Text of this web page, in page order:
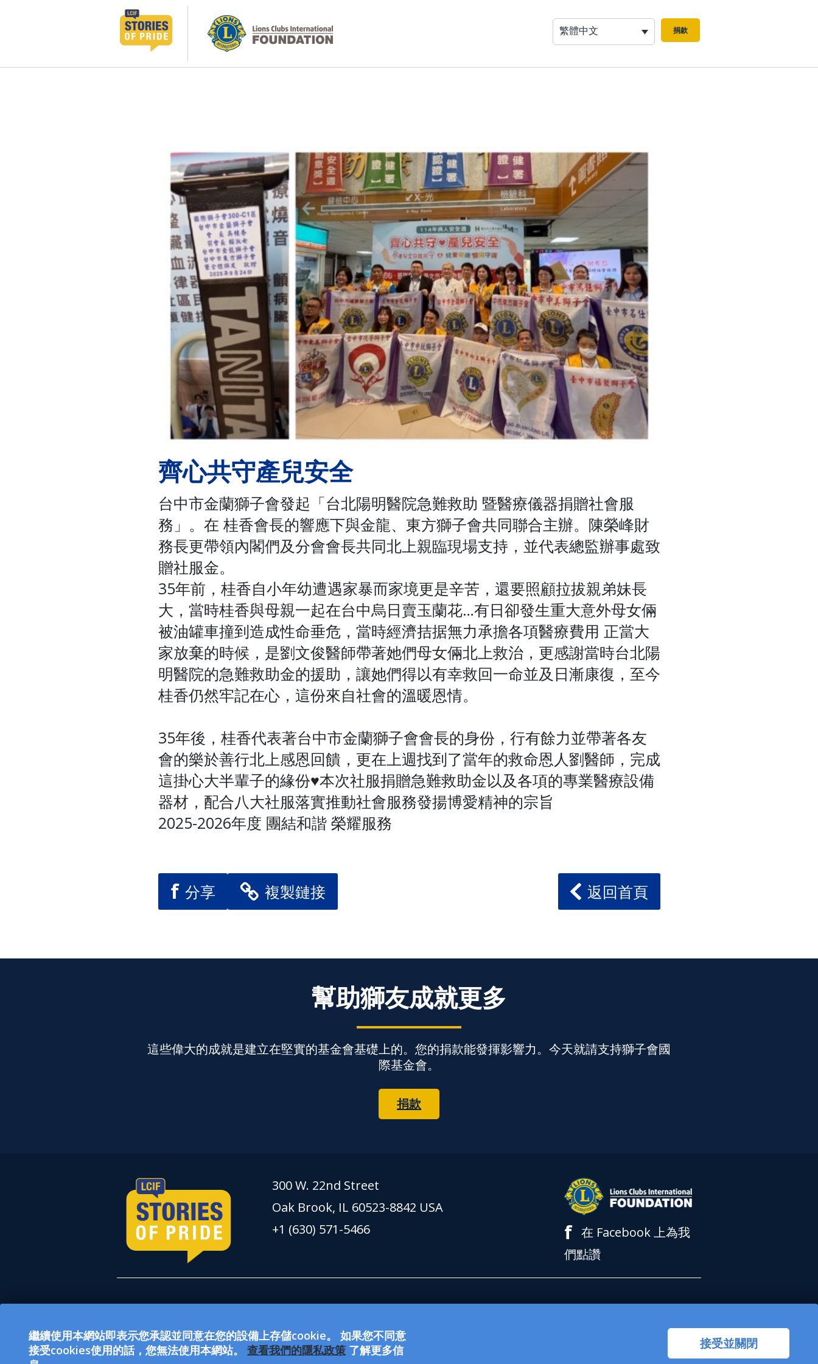
內
繁體中文 捐款
齊心共守產兒安全
台中市金蘭獅子會發起「台北陽明醫院急難救助 暨醫療儀器捐贈社會服
務」。在 桂香會長的響應下與金龍、東方獅子會共同聯合主辦。陳榮峰財
務長更帶領內閣們及分會會長共同北上親臨現場支持，並代表總監辦事處致
贈社服金。
35年前，桂香自小年幼遭遇家暴而家境更是辛苦，還要照顧拉拔親弟妹長
大，當時桂香與母親一起在台中烏日賣玉蘭花…有日卻發生重大意外母女倆
被油罐車撞到造成性命垂危，當時經濟拮据無力承擔各項醫療費用 正當大
家放棄的時候，是劉文俊醫師帶著她們母女倆北上救治，更感謝當時台北陽
明醫院的急難救助金的援助，讓她們得以有幸救回一命並及日漸康復，至今
桂香仍然牢記在心，這份來自社會的溫暖恩情。
35年後，桂香代表著台中市金蘭獅子會會長的身份，行有餘力並帶著各友
會的樂於善行北上感恩回饋，更在上週找到了當年的救命恩人劉醫師，完成
這掛心大半輩子的緣份♥️本次社服捐贈急難救助金以及各項的專業醫療設備
器材，配合八大社服落實推動社會服務發揚博愛精神的宗旨
2025-2026年度 團結和諧 榮耀服務
f 分享 複製鏈接 返回首頁
幫助獅友成就更多
這些偉大的成就是建立在堅實的基金會基礎上的。您的捐款能發揮影響力。今天就請支持獅子會國
際基金會。
捐款
繼續使用本網站即表示您承認並同意在您的設備上存儲cookie。 如果您不同意
接受cookies使用的話，您無法使用本網站。 查看我們的隱私政策 了解更多信
接受並關閉
300 W. 22nd Street
Oak Brook, IL 60523-8842 USA
+1 (630) 571-5466
f 在 Facebook 上為我
們點讚
公眾慈善組織。國際獅子會（LCI）是501(c)(4) 免稅社會福利組織，不符合資格接受或募集慈善捐款。LCI
和 LCIF是 EEO（公平就業機會）提供者